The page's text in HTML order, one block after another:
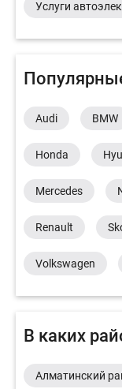
Услуги
Audi BMW
Honda
Mercedes
Renault
Volkswagen
В каких
Алматинский